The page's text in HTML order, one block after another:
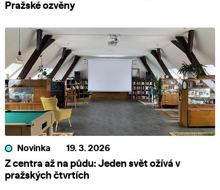
Pražské ozvěny
Novinka 19. 3. 2026
Z centra až na půdu: Jeden svět ožívá v
pražských čtvrtích